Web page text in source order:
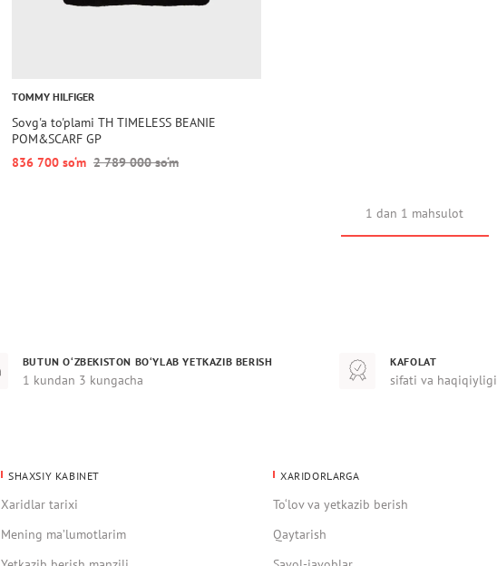
TOMMY HILFIGER
Sovg'a to'plami TH TIMELESS BEANIE
POM&SCARF GP
836 700 so‘m 2 789 000 so‘m
1 dan 1 mahsulot
BUTUN O‘ZBEKISTON BO‘YLAB YETKAZIB BERISH
1 kundan 3 kungacha
KAFOLAT
sifati va haqiqiyligi
SHAXSIY KABINET
Xaridlar tarixi
Mening ma’lumotlarim
XARIDORLARGA
To‘lov va yetkazib berish
Qaytarish